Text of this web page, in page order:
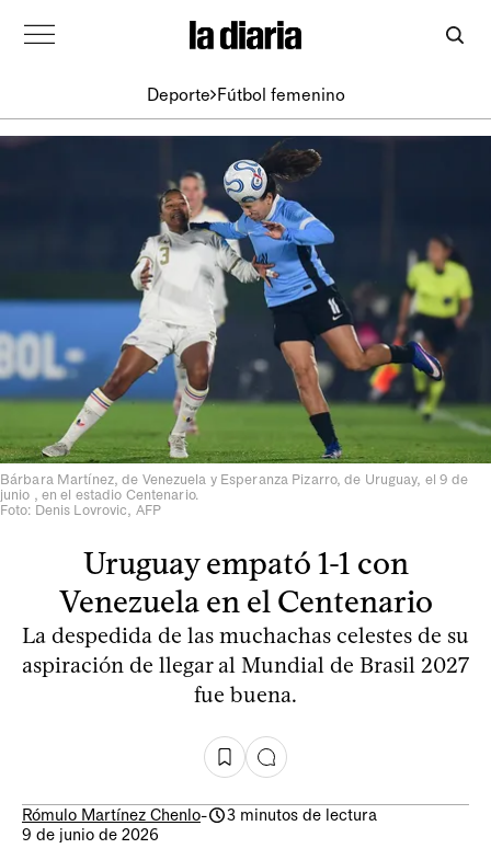
Deporte Fútbol femenino
Bárbara Martínez, de Venezuela y Esperanza Pizarro, de Uruguay, el 9 de
junio , en el estadio Centenario.
Foto: Denis Lovrovic, AFP
Uruguay empató 1-1 con
Venezuela en el Centenario
La despedida de las muchachas celestes de su
aspiración de llegar al Mundial de Brasil 2027
fue buena.
Rómulo Martínez Chenlo-
3 minutos de lectura
9 de junio de 2026